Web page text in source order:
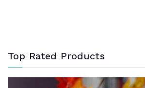
Top Rated Products